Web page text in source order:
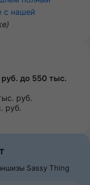
с нашей
до 550 тыс.
руб.
руб.
Sassy Thing